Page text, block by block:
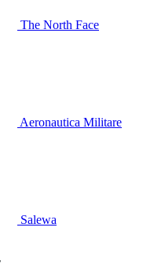
The North Face
Aeronautica Militare
Salewa